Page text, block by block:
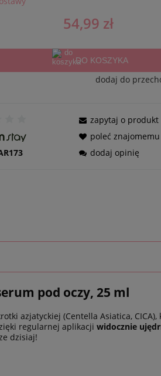
54,99 zł
DO KOSZYKA
dodaj do
zapytaj o produkt
poleć znajomemu
dodaj opinię
pod oczy, 25 ml
azjatyckiej (Centella Asiatica, CICA),
regularnej aplikacji widocznie
dzisiaj!